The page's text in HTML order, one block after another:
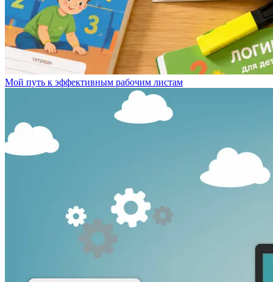
Мой путь к эффективным рабочим листам